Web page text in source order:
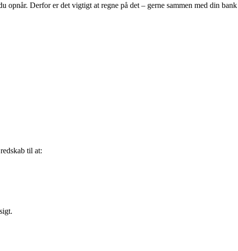
Derfor er det vigtigt at regne på det – gerne sammen med din bank
til at: